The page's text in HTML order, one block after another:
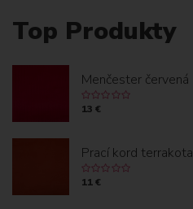
A
K
Ť
Top Produkty
Menčester červená
13 €
Prací kord terrakota
11 €